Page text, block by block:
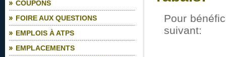
COUPONS
FOIRE AUX QUESTIONS
EMPLOIS À ATPS
EMPLACEMENTS
Pour
suivant: